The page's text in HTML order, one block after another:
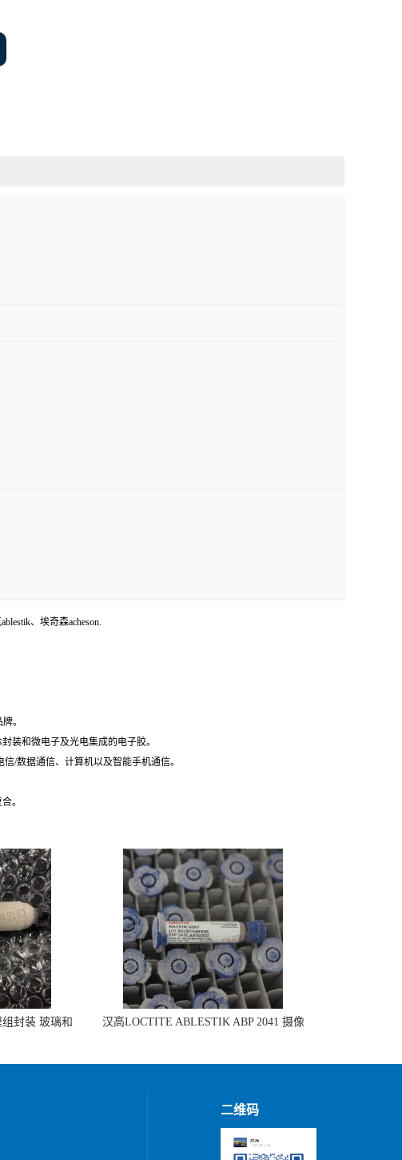
、埃奇森acheson.
。
装和微电子及光电集成的电子胶。
/数据通信、计算机以及智能手机通信。
。
封装 玻璃和
汉高LOCTITE ABLESTIK ABP 2041 摄像
二维码